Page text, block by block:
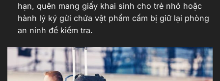
hạn, quên mang giấy khai sinh cho trẻ nhỏ hoặc
hành lý ký gửi chứa vật phẩm cấm bị giữ lại phòng
an ninh để kiểm tra.